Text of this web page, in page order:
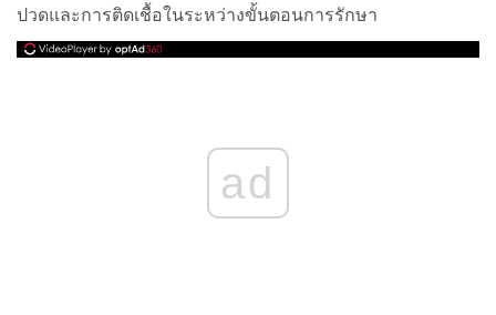
ปวดและการติดเชื้อในระหว่างขั้นตอนการรักษา
ad